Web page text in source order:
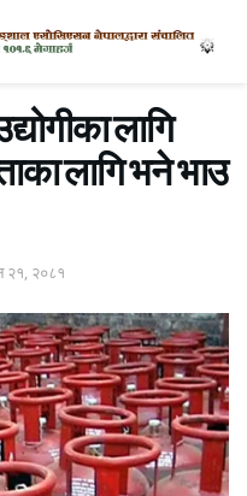
लागि
लागि भने भाउ
२१, २०८१